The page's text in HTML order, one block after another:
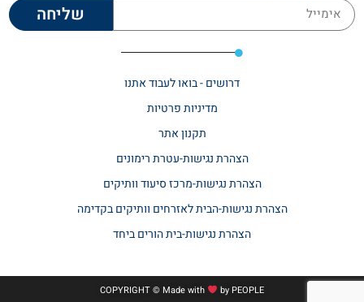
שליחה
דרושים - בואו לעבוד אתנו
מדיניות פרטיות
תקנון אתר​
הצהרת נגישות-עטרת רימונים
הצהרת נגישות-מרכז סיעוד וותיקים
הצהרת נגישות-הבית לאזרחים וותיקים בקדימה
הצהרת נגישות-בית הורים ביחד
COPYRIGHT © Made with by PEOPLE